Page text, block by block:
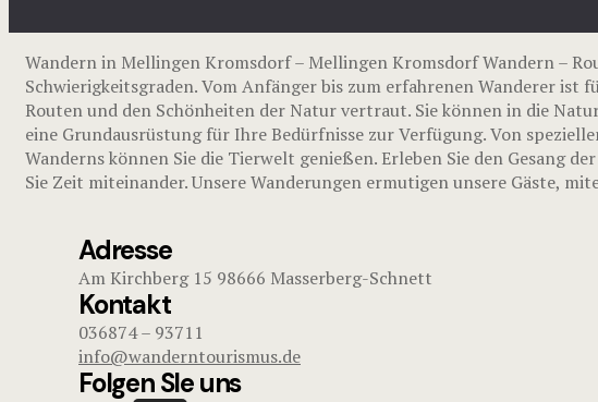
Wandern in Mellingen Kromsdorf – Mellingen Kromsdorf Wandern –
Schwierigkeitsgraden. Vom Anfänger bis zum erfahrenen Wanderer ist
Routen und den Schönheiten der Natur vertraut. Sie können in die
eine Grundausrüstung für Ihre Bedürfnisse zur Verfügung. Von
Wanderns können Sie die Tierwelt genießen. Erleben Sie den Gesang
Sie Zeit miteinander. Unsere Wanderungen ermutigen unsere Gäste,
Adresse
Am Kirchberg 15 98666 Masserberg-Schnett
Kontakt
036874 – 93711
info@wanderntourismus.de
Folgen SIe uns